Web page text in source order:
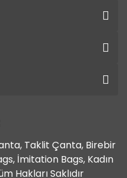
Taklit Çanta, Birebir
İmitation Bags, Kadın
Hakları Saklıdır